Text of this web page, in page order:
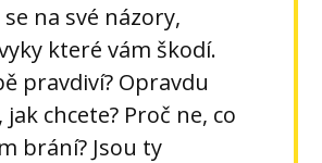
na své názory,
které vám škodí.
pravdiví? Opravdu
chcete? Proč ne, co
brání? Jsou ty